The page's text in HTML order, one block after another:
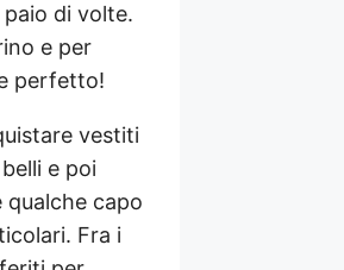
paio di volte.
e per
perfetto!
vestiti
e poi
capo
Fra i